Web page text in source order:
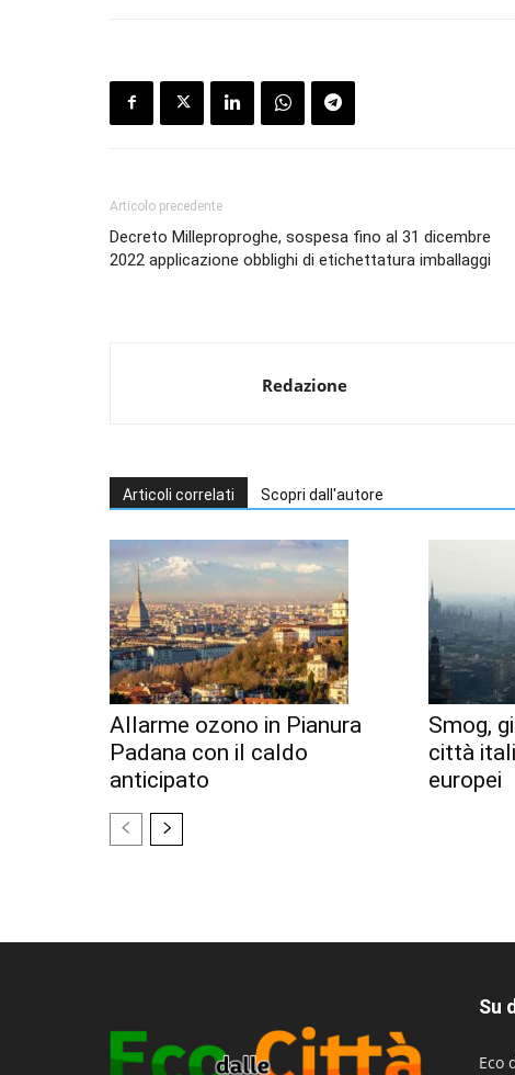
Articolo precedente
Decreto Milleproproghe, sospesa fino al 31 dicembre
2022 applicazione obblighi di etichettatura imballaggi
Redazione
Articoli correlati Scopri dall'autore
Allarme ozono in Pianura
Padana con il caldo
anticipato
Smog,
città
europei
Su
Eco